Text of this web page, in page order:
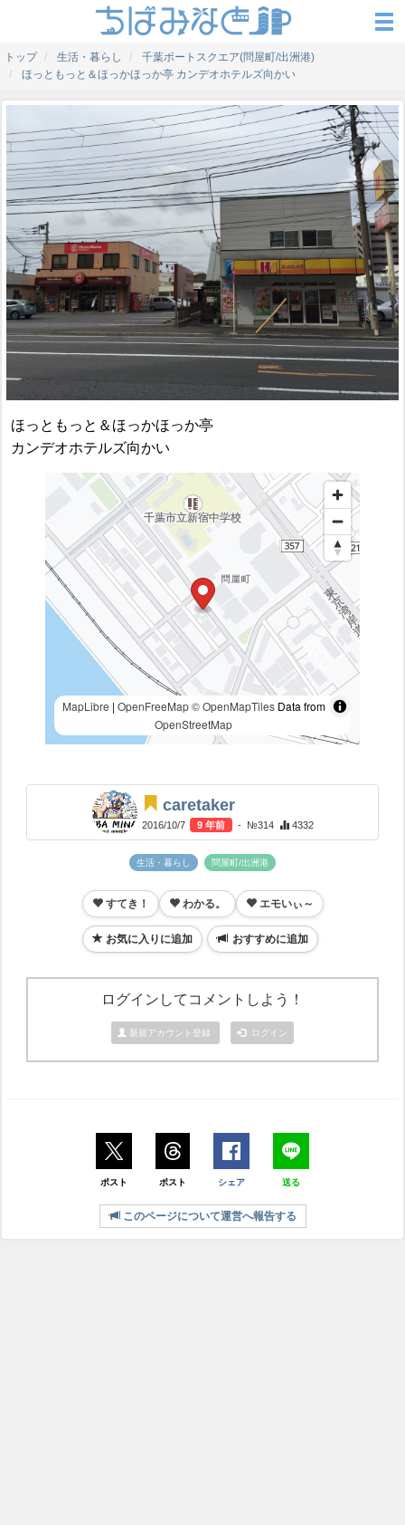
トップ 生活・暮らし
千葉ポートスクエア(問屋町/出洲港)
ほっともっと＆ほっかほっか亭 カンデオホテルズ向かい
ほっともっと＆ほっかほっか亭
カンデオホテルズ向かい
MapLibre | OpenFreeMap © OpenMapTilesData from
OpenStreetMap
caretaker
2016/10/7 9 年前 - №314 4332
生活・暮らし 問屋町/出洲港
すてき！ わかる。 エモいぃ～
お気に入りに追加 おすすめに追加
ログインしてコメントしよう！
新規アカウント登録 ログイン
ポスト ポスト シェア 送る
このページについて運営へ報告する